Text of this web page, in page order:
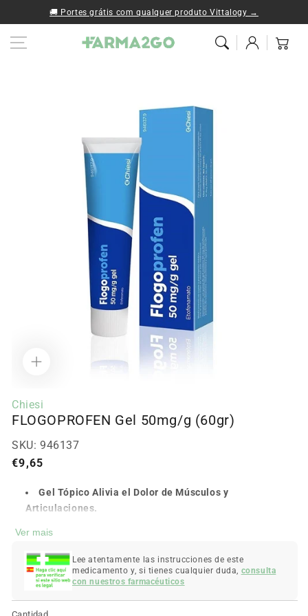
Ir al contenido🚚 Portes grátis com qualquer produto Vittalogy →
Iniciar
sesión
Carrito
contenido
multimedia
1
modal
Chiesi
FLOGOPROFEN Gel 50mg/g (60gr)
SKU: 946137
Precio
€9,65
Gel Tópico Alivia el Dolor de Músculos y
Articulaciones.
Para pequeñas Contusiones, Golpes, Tortícolis,
Lumbalgias, Esguinces leves, etc.
Gel Transparente.
Olor Mentolado.
Ver mais
Lee atentamente las instrucciones de este
medicamento y, si tienes cualquier duda, consulta
con nuestros farmacéuticos